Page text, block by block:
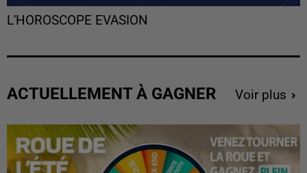
L'HOROSCOPE EVASION
ACTUELLEMENT À GAGNER Voir plus